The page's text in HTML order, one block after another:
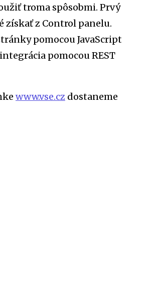
troma spôsobmi. Prvý
získať z Control panelu.
pomocou JavaScript
pomocou REST
www.vse.cz dostaneme